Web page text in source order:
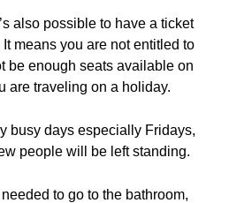
also possible to have a ticket
means you are not entitled to
be enough seats available on
are traveling on a holiday.
busy days especially Fridays,
people will be left standing.
to go to the bathroom,